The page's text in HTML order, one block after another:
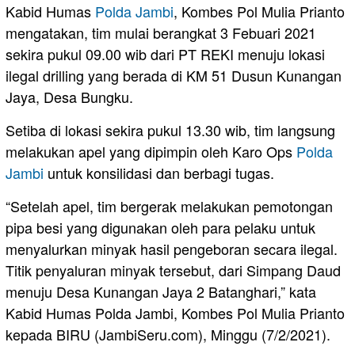
Kabid Humas Polda Jambi, Kombes Pol Mulia Prianto
mengatakan, tim mulai berangkat 3 Febuari 2021
sekira pukul 09.00 wib dari PT REKI menuju lokasi
ilegal drilling yang berada di KM 51 Dusun Kunangan
Jaya, Desa Bungku.
Setiba di lokasi sekira pukul 13.30 wib, tim langsung
melakukan apel yang dipimpin oleh Karo Ops Polda
Jambi untuk konsilidasi dan berbagi tugas.
“Setelah apel, tim bergerak melakukan pemotongan
pipa besi yang digunakan oleh para pelaku untuk
menyalurkan minyak hasil pengeboran secara ilegal.
Titik penyaluran minyak tersebut, dari Simpang Daud
menuju Desa Kunangan Jaya 2 Batanghari,” kata
Kabid Humas Polda Jambi, Kombes Pol Mulia Prianto
kepada BIRU (JambiSeru.com), Minggu (7/2/2021).